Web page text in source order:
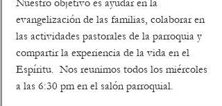
Nuestro objetivo es ayudar en la
evangelización de las familias, colaborar en
las actividades pastorales de la parroquia y
compartir la experiencia de la vida en el
Espíritu. Nos reunimos todos los miércoles
a las 6:30 pm en el salón parroquial.